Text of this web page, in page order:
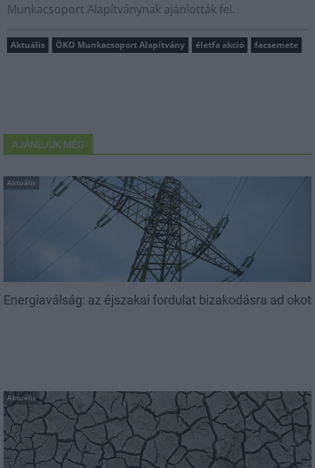
Munkacsoport Alapítványnak ajánlották fel.
Aktuális ÖKO Munkacsoport Alapítvány életfa akció facsemete
AJÁNLJUK MÉG
Aktuális
Energiaválság: az éjszakai fordulat bizakodásra ad okot
Aktuális